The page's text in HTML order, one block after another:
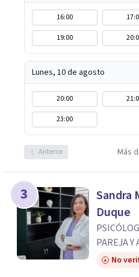
16:00
19:00
Lunes, 10 de agosto
20:00
23:00
Anterior Más
3
Sandra
Duque
PAREJA Y
No